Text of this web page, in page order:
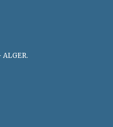
ALGER.